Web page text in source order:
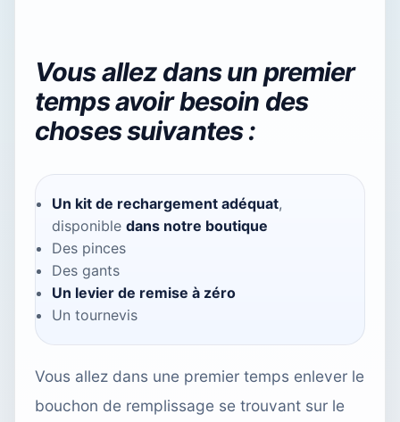
Vous allez dans un premier
temps avoir besoin des
choses suivantes :
Un kit de rechargement adéquat,
disponible dans notre boutique
Des pinces
Des gants
Un levier de remise à zéro
Un tournevis
Vous allez dans une premier temps enlever le
bouchon de remplissage se trouvant sur le